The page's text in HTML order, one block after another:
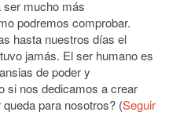
ser mucho más
podremos comprobar.
hasta nuestros días el
jamás. El ser humano es
de poder y
si nos dedicamos a crear
para nosotros? (Seguir